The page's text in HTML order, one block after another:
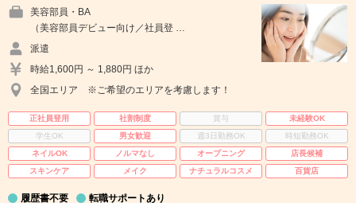
美容部員・BA
（美容部員デビュー向け／社員登 …
派遣
時給1,600円 ～ 1,880円 ほか
全国エリア ※ご希望のエリアを考慮します！
正社員登用 社割制度 賞与
未経験OK
学生OK
男女歓迎 週3日勤務OK
時短勤務OK
ネイルOK
ノルマなし オープニング
店長候補
スキンケア
メイク ナチュラルコスメ 百貨店
履歴書不要 転職サポートあり